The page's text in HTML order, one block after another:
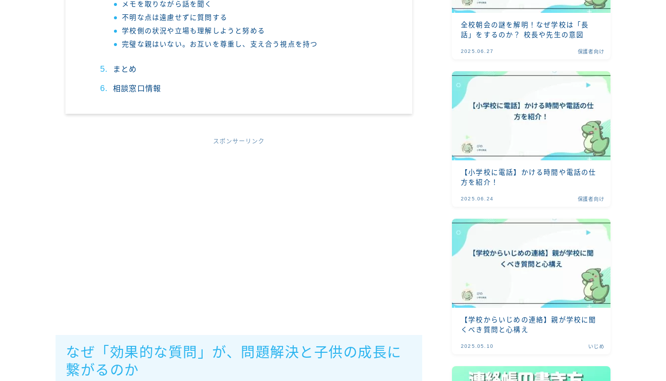
メモを取りながら話を聞く
不明な点は遠慮せずに質問する
学校側の状況や立場も理解しようと努める
完璧な親はいない。お互いを尊重し、支え合う視点を持つ
まとめ
相談窓口情報
スポンサーリンク
なぜ「効果的な質問」が、問題解決と子供の成長に
繋がるのか
全校朝会の謎を解明！なぜ学校は「長
話」をするのか？ 校長や先生の意図
2025.06.27 保護者向け
【小学校に電話】かける時間や電話の仕
方を紹介！
2025.06.24 保護者向け
【学校からいじめの連絡】親が学校に聞
くべき質問と心構え
2025.05.10 いじめ